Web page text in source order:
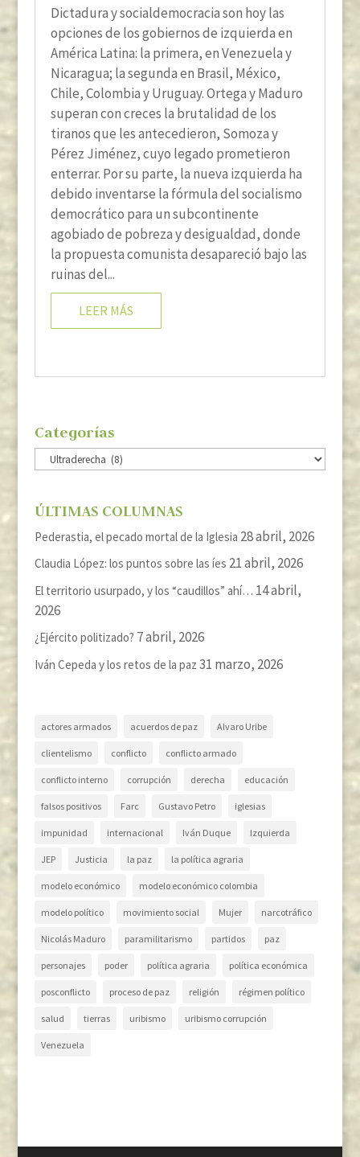
Dictadura y socialdemocracia son hoy las
opciones de los gobiernos de izquierda en
América Latina: la primera, en Venezuela y
Nicaragua; la segunda en Brasil, México,
Chile, Colombia y Uruguay. Ortega y Maduro
superan con creces la brutalidad de los
tiranos que les antecedieron, Somoza y
Pérez Jiménez, cuyo legado prometieron
enterrar. Por su parte, la nueva izquierda ha
debido inventarse la fórmula del socialismo
democrático para un subcontinente
agobiado de pobreza y desigualdad, donde
la propuesta comunista desapareció bajo las
ruinas del...
LEER MÁS
Categorías
Categorías
ÚLTIMAS COLUMNAS
Pederastia, el pecado mortal de la Iglesia 28 abril, 2026
Claudia López: los puntos sobre las íes 21 abril, 2026
El territorio usurpado, y los “caudillos” ahí… 14 abril,
2026
¿Ejército politizado? 7 abril, 2026
Iván Cepeda y los retos de la paz 31 marzo, 2026
actores armados acuerdos de paz Alvaro Uribe
clientelismo conflicto conflicto armado
conflicto interno corrupción derecha educación
falsos positivos Farc Gustavo Petro iglesias
impunidad internacional Iván Duque Izquierda
JEP Justicia la paz la política agraria
modelo económico modelo económico colombia
modelo político movimiento social Mujer narcotráfico
Nicolás Maduro paramilitarismo partidos paz
personajes poder política agraria política económica
posconflicto proceso de paz religión régimen político
salud tierras uribismo uribismo corrupción
Venezuela